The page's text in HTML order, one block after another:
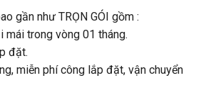
gần như TRỌN GÓI gồm :
mái trong vòng 01 tháng.
đặt.
miễn phí công lắp đặt, vận chuyển